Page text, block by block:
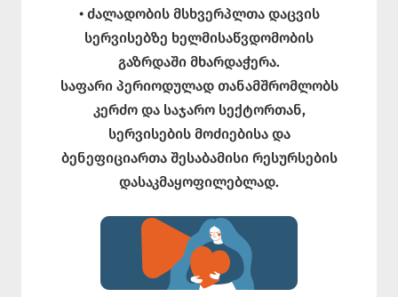
• ძალადობის მსხვერპლთა დაცვის
სერვისებზე ხელმისაწვდომობის
გაზრდაში მხარდაჭერა.
საფარი პერიოდულად თანამშრომლობს
კერძო და საჯარო სექტორთან,
სერვისების მოძიებისა და
ბენეფიციართა შესაბამისი რესურსების
დასაკმაყოფილებლად.